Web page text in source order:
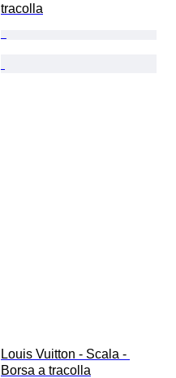
tracolla
Louis Vuitton - Scala -
Borsa a tracolla